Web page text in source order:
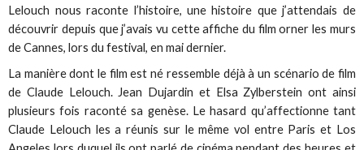
Lelouch nous raconte l’histoire, une histoire que j’attendais de
découvrir depuis que j’avais vu cette affiche du film orner les murs
de Cannes, lors du festival, en mai dernier.
La manière dont le film est né ressemble déjà à un scénario de film
de Claude Lelouch. Jean Dujardin et Elsa Zylberstein ont ainsi
plusieurs fois raconté sa genèse. Le hasard qu’affectionne tant
Claude Lelouch les a réunis sur le même vol entre Paris et Los